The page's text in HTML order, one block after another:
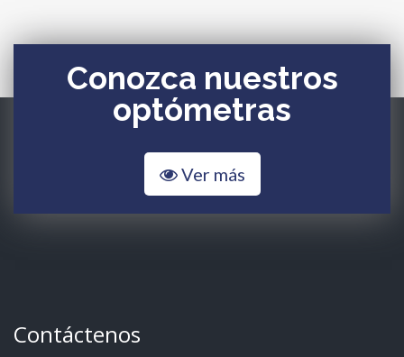
Conozca nuestros
optómetras
Ver más
Contáctenos